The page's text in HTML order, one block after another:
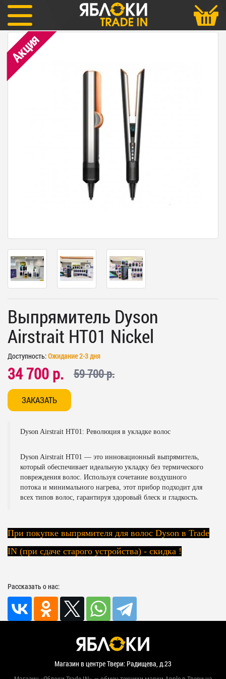
Выпрямитель Dyson Airstrait HT01 Nickel
Акция
Выпрямитель Dyson
Airstrait HT01 Nickel
Доступность:Ожидание 2-3 дня
34 700 р. 59 700 р.
ЗАКАЗАТЬ
Dyson Airstrait HT01: Революция в укладке волос
Dyson Airstrait HT01 — это инновационный выпрямитель,
который обеспечивает идеальную укладку без термического
повреждения волос. Используя сочетание воздушного
потока и минимального нагрева, этот прибор подходит для
всех типов волос, гарантируя здоровый блеск и гладкость.
При покупке выпрямителя для волос Dyson в Trade
IN (при сдаче старого устройства) - скидка !
Рассказать о нас:
Магазин в центре Твери: Радищева, д.23